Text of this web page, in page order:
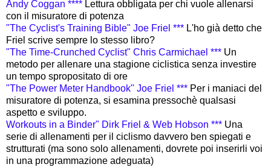
Andy Coggan **** Lettura obbligata per chi vuole allenarsi
con il misuratore di potenza
"The Cyclist's Training Bible" Joe Friel *** L'ho già detto che
Friel scrive sempre lo stesso libro?
"The Time-Crunched Cyclist" Chris Carmichael *** Un
metodo per allenare una stagione ciclistica senza investire
un tempo spropositato di ore
"The Power Meter Handbook" Joe Friel *** Per i maniaci del
misuratore di potenza, si esamina pressochè qualsasi
aspetto e sviluppo.
Workouts in a Binder" Dirk Friel & Web Hobson *** Una
serie di allenamenti per il ciclismo davvero ben spiegati e
strutturati (ma sono solo allenamenti, dovrete poi inserirli voi
in una programmazione adeguata)